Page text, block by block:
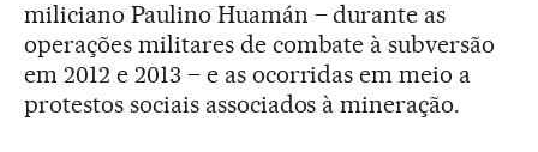
miliciano Paulino Huamán – durante as
operações militares de combate à subversão
em 2012 e 2013 – e as ocorridas em meio a
protestos sociais associados à mineração.